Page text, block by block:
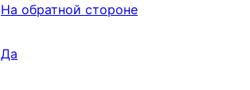
На обратной стороне
Да